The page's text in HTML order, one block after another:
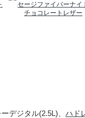
セージファイバーナイ
チョコレートレザー
デジタル(2.5L)、 ハド